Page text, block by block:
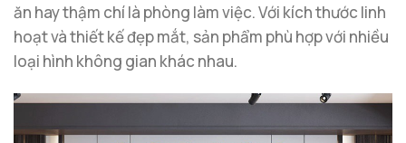
ăn hay thậm chí là phòng làm việc. Với kích thước linh
hoạt và thiết kế đẹp mắt, sản phẩm phù hợp với nhiều
loại hình không gian khác nhau.